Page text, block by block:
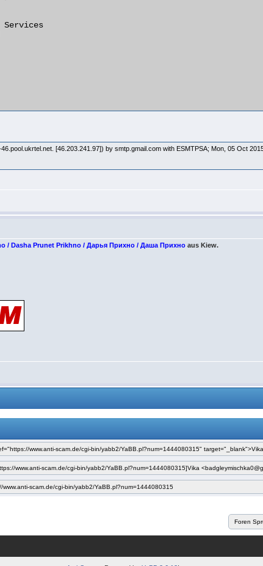
[46.203.241.97]) by smtp.gmail.com with ESMTPSA; Mon, 05 Oct
/ Dasha Prunet Prikhno / Дарья Прихно / Даша Прихно aus Kiew.